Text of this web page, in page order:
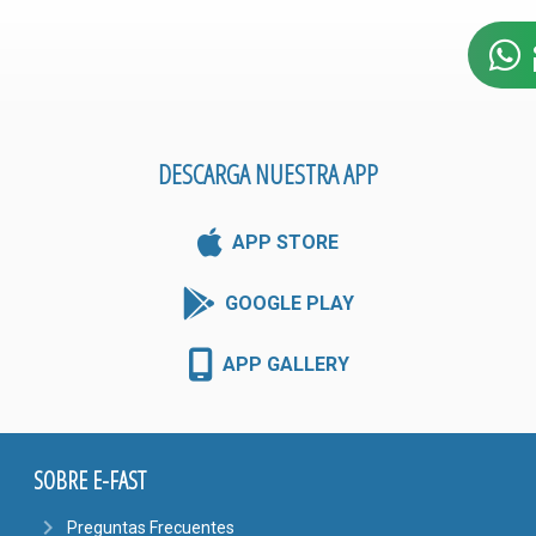
DESCARGA NUESTRA APP
APP STORE
GOOGLE PLAY
APP GALLERY
SOBRE E-FAST
navigate_next Preguntas Frecuentes